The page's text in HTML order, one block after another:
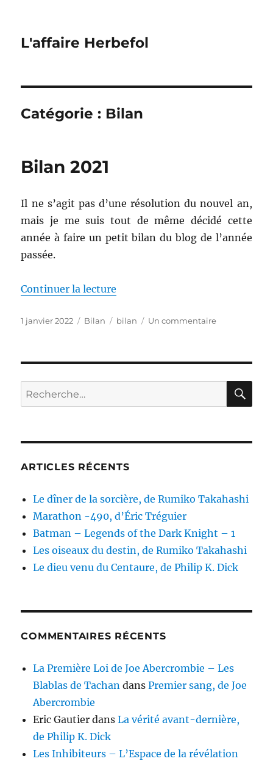
L'affaire Herbefol
Catégorie : Bilan
Bilan 2021
Il ne s’agit pas d’une résolution du nouvel an,
mais je me suis tout de même décidé cette
année à faire un petit bilan du blog de l’année
passée.
Continuer la lecture
Publié
1 janvier 2022 Catégories
Bilan Étiquettes
bilan Un commentairesur
Recherche
pour :
ARTICLES RÉCENTS
Le dîner de la sorcière, de Rumiko Takahashi
Marathon -490, d’Éric Tréguier
Batman – Legends of the Dark Knight – 1
Les oiseaux du destin, de Rumiko Takahashi
Le dieu venu du Centaure, de Philip K. Dick
COMMENTAIRES RÉCENTS
La Première Loi de Joe Abercrombie – Les
Blablas de Tachan dansPremier sang, de Joe
Abercrombie
Eric Gautier dansLa vérité avant-dernière,
de Philip K. Dick
Les Inhibiteurs – L’Espace de la révélation